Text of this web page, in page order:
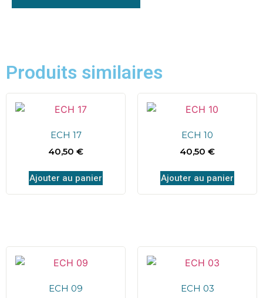
Produits similaires
ECH 17
40,50 €
Ajouter au panier
ECH 10
40,50 €
Ajouter au panier
ECH 09
ECH 03